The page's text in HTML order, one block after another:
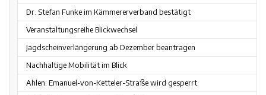
Dr. Stefan Funke im Kämmererverband bestätigt
Veranstaltungsreihe Blickwechsel
Jagdscheinverlängerung ab Dezember beantragen
Nachhaltige Mobilität im Blick
Ahlen: Emanuel-von-Ketteler-Straße wird gesperrt